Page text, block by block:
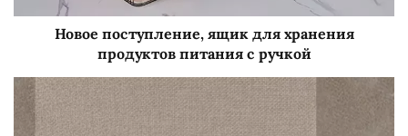
Новое поступление, ящик для хранения
продуктов питания с ручкой